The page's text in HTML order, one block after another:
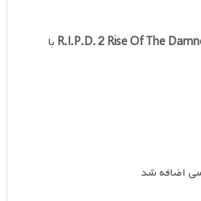
R.I.P.D. 2 Rise Of The با
اضافه شد